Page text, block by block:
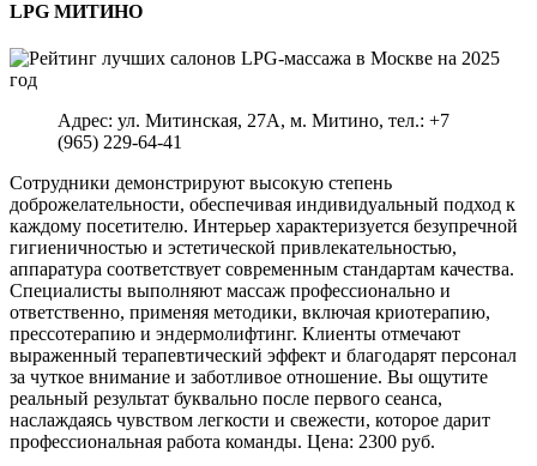
LPG МИТИНО
Адрес: ул. Митинская, 27А, м. Митино, тел.: +7
(965) 229-64-41
Сотрудники демонстрируют высокую степень
доброжелательности, обеспечивая индивидуальный подход к
каждому посетителю. Интерьер характеризуется безупречной
гигиеничностью и эстетической привлекательностью,
аппаратура соответствует современным стандартам качества.
Специалисты выполняют массаж профессионально и
ответственно, применяя методики, включая криотерапию,
прессотерапию и эндермолифтинг. Клиенты отмечают
выраженный терапевтический эффект и благодарят персонал
за чуткое внимание и заботливое отношение. Вы ощутите
реальный результат буквально после первого сеанса,
наслаждаясь чувством легкости и свежести, которое дарит
профессиональная работа команды. Цена: 2300 руб.